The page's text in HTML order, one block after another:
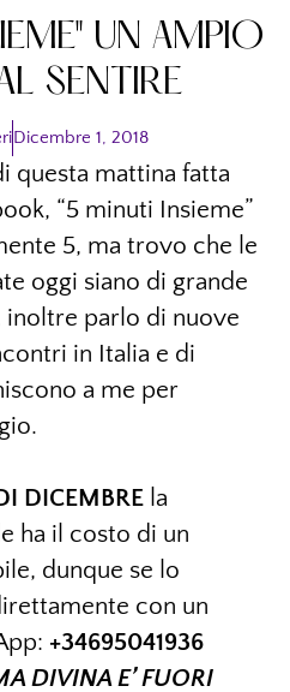
UN AMPIO
SENTIRE
Dicembre 1, 2018
questa mattina fatta
“5 minuti Insieme”
5, ma trovo che le
oggi siano di grande
parlo di nuove
in Italia e di
a me per
DICEMBRE la
ha il costo di un
dunque se lo
con un
+34695041936
DIVINA E’ FUORI